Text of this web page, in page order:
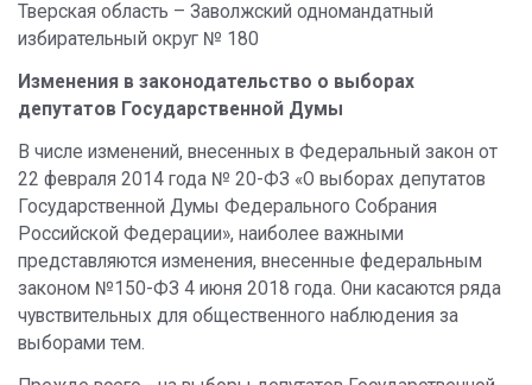
Тверская область – Заволжский одномандатный
избирательный округ № 180
Изменения в законодательство о выборах
депутатов Государственной Думы
В числе изменений, внесенных в Федеральный закон от
22 февраля 2014 года № 20-ФЗ «О выборах депутатов
Государственной Думы Федерального Собрания
Российской Федерации», наиболее важными
представляются изменения, внесенные федеральным
законом №150-ФЗ 4 июня 2018 года. Они касаются ряда
чувствительных для общественного наблюдения за
выборами тем.